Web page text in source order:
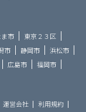
市
東京２３区
市 静岡市
浜松市
広島市
福岡市
運営会社
利用規約